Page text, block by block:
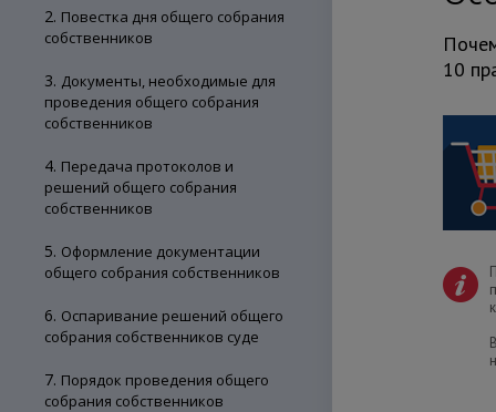
2. Повестка дня общего собрания
собственников
3. Документы, необходимые для
проведения общего собрания
собственников
4. Передача протоколов и
решений общего собрания
собственников
5. Оформление документации
общего собрания собственников
6. Оспаривание решений общего
собрания собственников суде
7. Порядок проведения общего
собрания собственников
10